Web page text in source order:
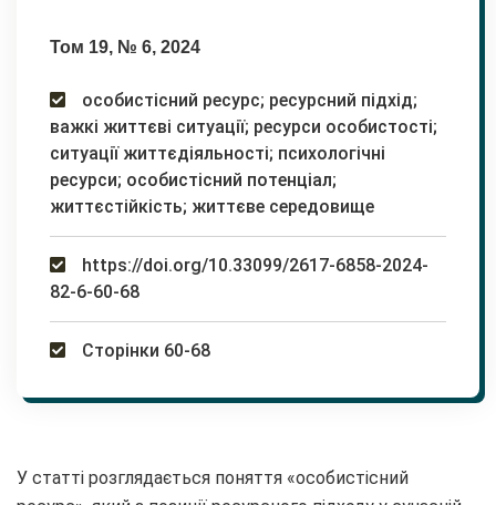
Том 19, № 6, 2024
особистісний ресурс; ресурсний підхід;
важкі життєві ситуації; ресурси особистості;
ситуації життєдіяльності; психологічні
ресурси; особистісний потенціал;
життєстійкість; життєве середовище
https://doi.org/10.33099/2617-6858-2024-
82-6-60-68
Сторінки 60-68
У статті розглядається поняття «особистісний